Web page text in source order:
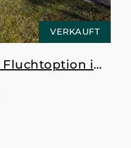
VERKAUFT
Familienidylle mit Fluchtoption im Souterrain.